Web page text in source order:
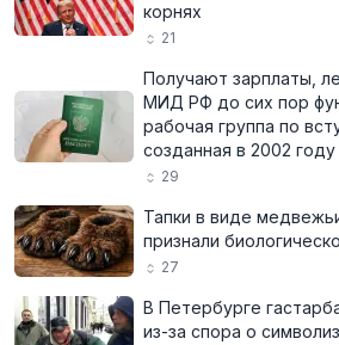
корнях
21
Получают зарплаты,
МИД РФ до сих пор
рабочая группа по
созданная в 2002 году
29
Тапки в виде
признали
27
В Петербурге
из-за спора о